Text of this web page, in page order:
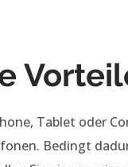
Tablet oder
Bedingt